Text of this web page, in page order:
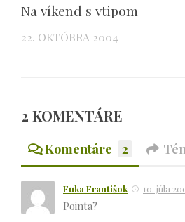
Na víkend s vtipom
22. OKTÓBRA 2004
2 KOMENTÁRE
Komentáre 2
Fuka Františok 10. júla
Pointa?